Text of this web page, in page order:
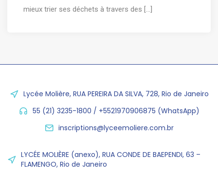
mieux trier ses déchets à travers des [...]
Lycée Molière, RUA PEREIRA DA SILVA, 728, Rio de Janeiro
55 (21) 3235-1800 / +5521970906875 (WhatsApp)
inscriptions@lyceemoliere.com.br
LYCÉE MOLIÈRE (anexo), RUA CONDE DE BAEPENDI, 63 –
FLAMENGO, Rio de Janeiro